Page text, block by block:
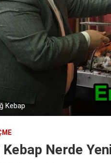
Kebap
Kebap Nerde